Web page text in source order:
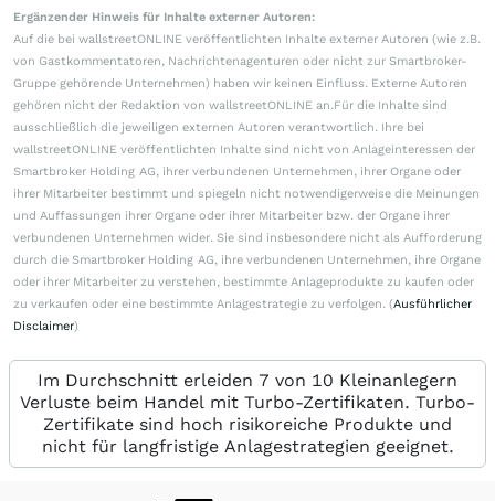
Ergänzender Hinweis für Inhalte externer Autoren:
Auf die bei wallstreetONLINE veröffentlichten Inhalte externer Autoren (wie z.B.
von Gastkommentatoren, Nachrichtenagenturen oder nicht zur Smartbroker-
Gruppe gehörende Unternehmen) haben wir keinen Einfluss. Externe Autoren
gehören nicht der Redaktion von wallstreetONLINE an.Für die Inhalte sind
ausschließlich die jeweiligen externen Autoren verantwortlich. Ihre bei
wallstreetONLINE veröffentlichten Inhalte sind nicht von Anlageinteressen der
Smartbroker Holding AG, ihrer verbundenen Unternehmen, ihrer Organe oder
ihrer Mitarbeiter bestimmt und spiegeln nicht notwendigerweise die Meinungen
und Auffassungen ihrer Organe oder ihrer Mitarbeiter bzw. der Organe ihrer
verbundenen Unternehmen wider. Sie sind insbesondere nicht als Aufforderung
durch die Smartbroker Holding AG, ihre verbundenen Unternehmen, ihre Organe
oder ihrer Mitarbeiter zu verstehen, bestimmte Anlageprodukte zu kaufen oder
zu verkaufen oder eine bestimmte Anlagestrategie zu verfolgen. (Ausführlicher
Disclaimer)
Im Durchschnitt erleiden 7 von 10 Kleinanlegern
Verluste beim Handel mit Turbo-Zertifikaten. Turbo-
Zertifikate sind hoch risikoreiche Produkte und
nicht für langfristige Anlagestrategien geeignet.